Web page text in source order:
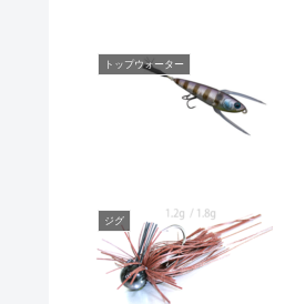
トップウォーター
ジグ